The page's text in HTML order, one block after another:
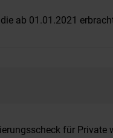
ab 01.01.2021
für